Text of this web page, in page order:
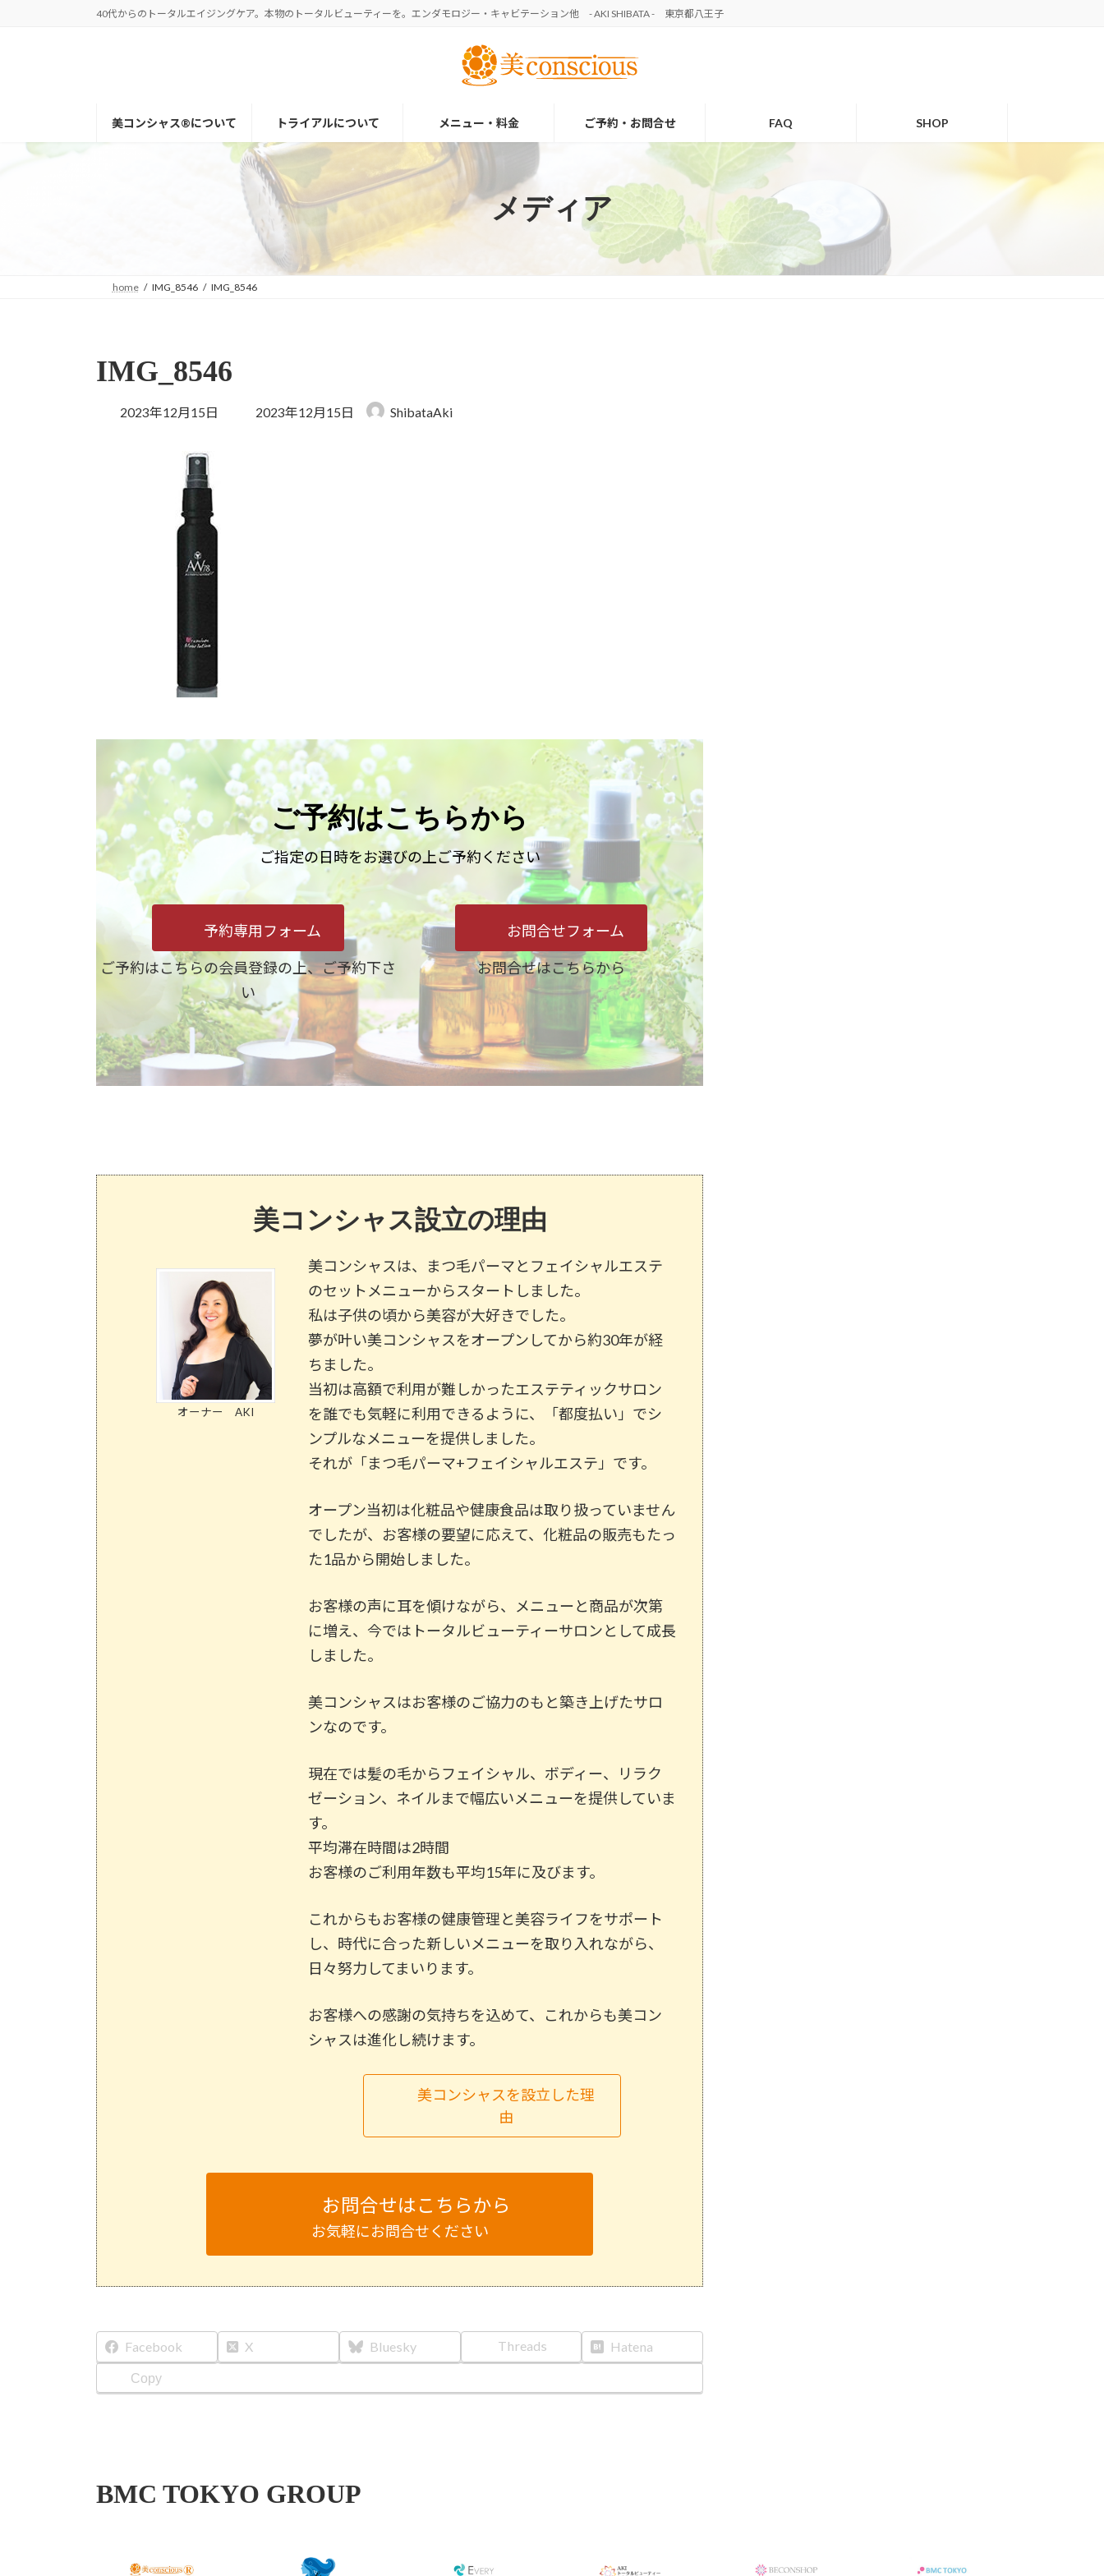
40代からのトータルエイジングケア。本物のトータルビューティーを。エンダモロジー・キャビテーション他 - AKI SHIBATA - 東京都八王子
美コンシャス®について トライアルについて メニュー・料金 ご予約・お問合せ FAQ SHOP
メディア
home IMG_8546 IMG_8546
IMG_8546
2023年12月15日
最
2023年12月15日 ShibataAki
ご予約はこちらから
ご指定の日時をお選びの上ご予約ください
予約専用フォーム
ご予約はこちらの会員登録の上、ご予約下さ
い
お問合せフォーム
お問合せはこちらから
美コンシャス設立の理由
オーナー AKI
美コンシャスは、まつ毛パーマとフェイシャルエステ
のセットメニューからスタートしました。
私は子供の頃から美容が大好きでした。
夢が叶い美コンシャスをオープンしてから約30年が経
ちました。
当初は高額で利用が難しかったエステティックサロン
を誰でも気軽に利用できるように、「都度払い」でシ
ンプルなメニューを提供しました。
それが「まつ毛パーマ+フェイシャルエステ」です。
オープン当初は化粧品や健康食品は取り扱っていません
でしたが、お客様の要望に応えて、化粧品の販売もたっ
た1品から開始しました。
お客様の声に耳を傾けながら、メニューと商品が次第
に増え、今ではトータルビューティーサロンとして成長
しました。
美コンシャスはお客様のご協力のもと築き上げたサロ
ンなのです。
現在では髪の毛からフェイシャル、ボディー、リラク
ゼーション、ネイルまで幅広いメニューを提供していま
す。
平均滞在時間は2時間
お客様のご利用年数も平均15年に及びます。
これからもお客様の健康管理と美容ライフをサポート
し、時代に合った新しいメニューを取り入れながら、
日々努力してまいります。
お客様への感謝の気持ちを込めて、これからも美コン
シャスは進化し続けます。
美コンシャスを設立した理
由
お問合せはこちらから
お気軽にお問合せください
Facebook X Bluesky Threads Hatena
Copy
BMC TOKYO GROUP